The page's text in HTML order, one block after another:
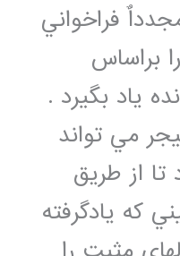
فراخواني
براساس
ياد بگيرد .
مي تواند
تا از طريق
كه يادگرفته